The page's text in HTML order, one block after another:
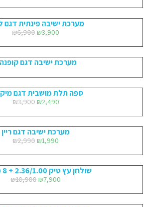
מערכת ישיבה פינתית דגם
₪6,900 ₪3,900
מערכת ישיבה דגם
ספה תלת מושבית דגם
₪3,900 ₪2,490
מערכת ישיבה דגם ריין
₪2,990 ₪1,990
שולחן עץ טיק 2.36/1.00 + 8 כסאות
₪10,900 ₪7,900